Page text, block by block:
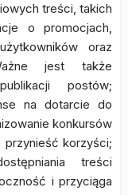
treści, takich
o promocjach,
oraz
jest także
postów;
na dotarcie do
konkursów
korzyści;
treści
i przyciąga